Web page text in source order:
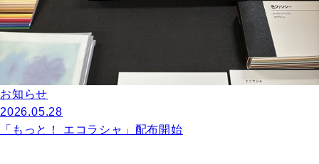
お知らせ
2026.05.28
「もっと！ エコラシャ」配布開始